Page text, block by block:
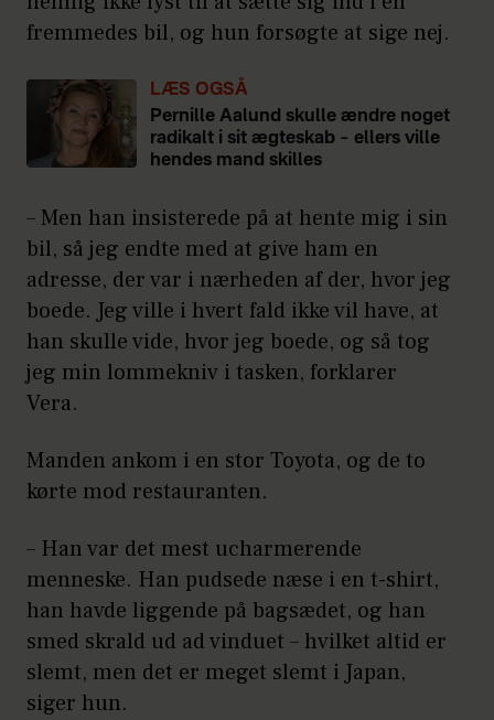
fremmedes bil, og hun forsøgte at sige nej.
LÆS OGSÅ
Pernille Aalund skulle ændre noget
radikalt i sit ægteskab – ellers ville
hendes mand skilles
– Men han insisterede på at hente mig i sin
bil, så jeg endte med at give ham en
adresse, der var i nærheden af der, hvor jeg
boede. Jeg ville i hvert fald ikke vil have, at
han skulle vide, hvor jeg boede, og så tog
jeg min lommekniv i tasken, forklarer
Vera.
Manden ankom i en stor Toyota, og de to
kørte mod restauranten.
– Han var det mest ucharmerende
menneske. Han pudsede næse i en t-shirt,
han havde liggende på bagsædet, og han
smed skrald ud ad vinduet – hvilket altid er
slemt, men det er meget slemt i Japan,
siger hun.